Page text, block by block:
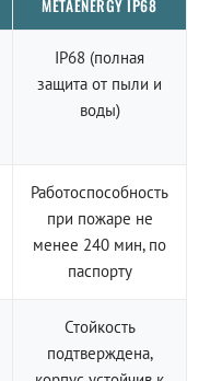
METAENERGY IP68
IP68 (полная
защита от пыли и
воды)
Работоспособность
при пожаре не
менее 240 мин, по
паспорту
Стойкость
подтверждена,